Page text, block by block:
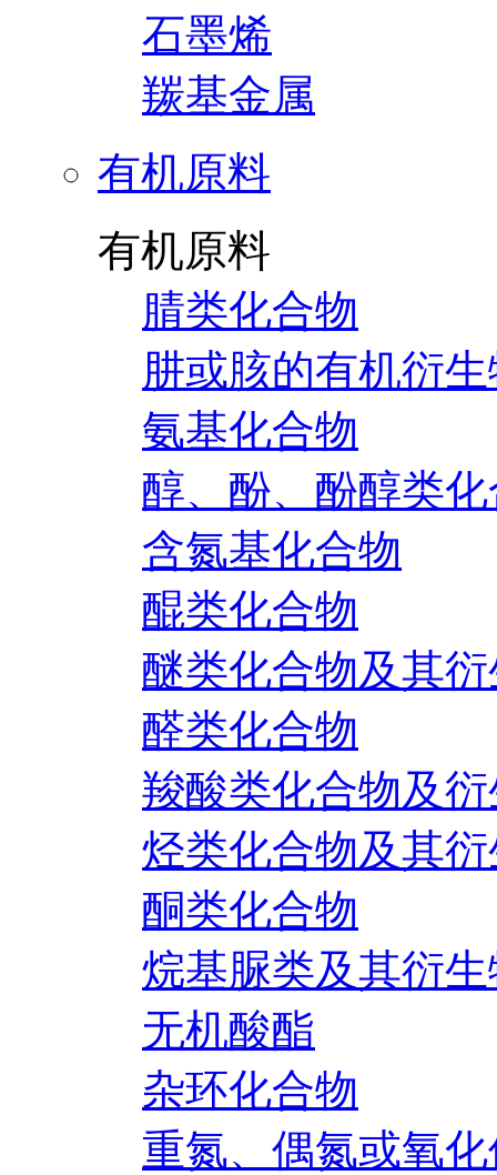
石墨烯
羰基金属
有机原料
有机原料
腈类化合物
肼或胲的有机衍
氨基化合物
醇、酚、酚醇类
含氮基化合物
醌类化合物
醚类化合物及其
醛类化合物
羧酸类化合物及
烃类化合物及其
酮类化合物
烷基脲类及其衍
无机酸酯
杂环化合物
重氮、偶氮或氧